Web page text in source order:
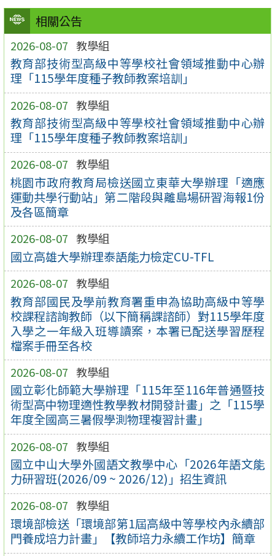
相關公告
2026-08-07 教學組
教育部技術型高級中等學校社會領域推動中心辦
理「115學年度種子教師教案培訓」
2026-08-07 教學組
教育部技術型高級中等學校社會領域推動中心辦
理「115學年度種子教師教案培訓」
2026-08-07 教學組
桃園市政府教育局檢送國立東華大學辦理「適應
運動共學行動站」第二階段與離島場研習海報1份
及各區簡章
2026-08-07 教學組
國立高雄大學辦理泰語能力檢定CU-TFL
2026-08-07 教學組
教育部國民及學前教育署重申為協助高級中等學
校課程諮詢教師（以下簡稱課諮師）對115學年度
入學之一年級入班導讀案，本署已配送學習歷程
檔案手冊至各校
2026-08-07 教學組
國立彰化師範大學辦理「115年至116年普通暨技
術型高中物理適性教學教材開發計畫」之「115學
年度全國高三暑假學測物理複習計畫」
2026-08-07 教學組
國立中山大學外國語文教學中心「2026年語文能
力研習班(2026/09 ~ 2026/12)」招生資訊
2026-08-07 教學組
環境部檢送「環境部第1屆高級中等學校內永續部
門養成培力計畫」【教師培力永續工作坊】簡章